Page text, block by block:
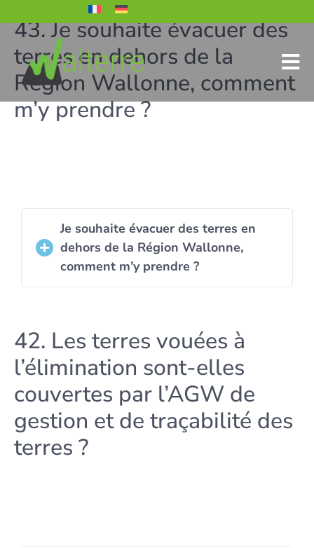
43. Je souhaite évacuer des
terres en dehors de la
Région Wallonne, comment
m’y prendre ?
Je souhaite évacuer des terres en
dehors de la Région Wallonne,
comment m’y prendre ?
42. Les terres vouées à
l’élimination sont-elles
couvertes par l’AGW de
gestion et de traçabilité des
terres ?